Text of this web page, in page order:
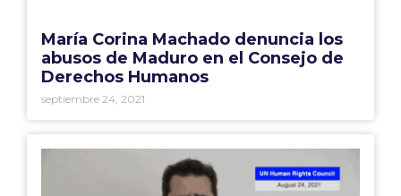
María Corina Machado denuncia los
abusos de Maduro en el Consejo de
Derechos Humanos
septiembre 24, 2021